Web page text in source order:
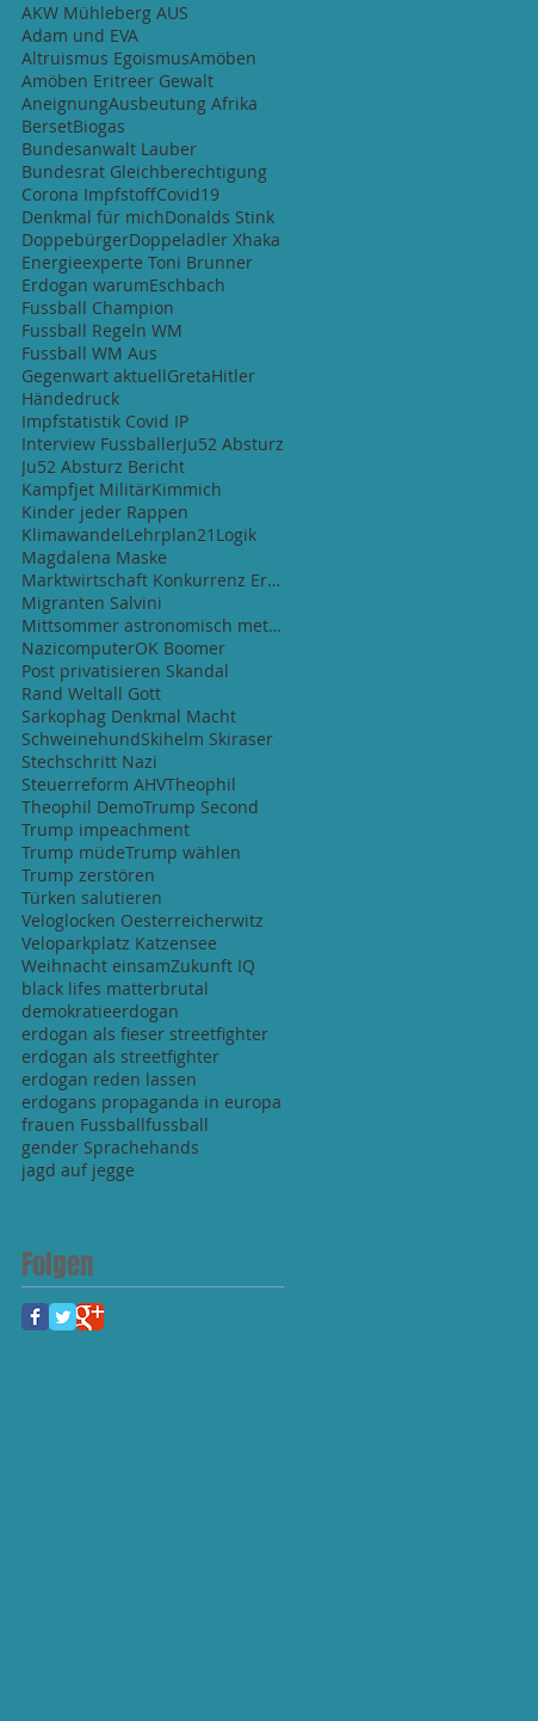
AKW Mühleberg AUS
Adam und EVA
Altruismus EgoismusAmöben
Amöben Eritreer Gewalt
AneignungAusbeutung Afrika
BersetBiogas
Bundesanwalt Lauber
Bundesrat Gleichberechtigung
Corona ImpfstoffCovid19
Denkmal für michDonalds Stink
DoppebürgerDoppeladler Xhaka
Energieexperte Toni Brunner
Erdogan warumEschbach
Fussball Champion
Fussball Regeln WM
Fussball WM Aus
Gegenwart aktuellGretaHitler
Händedruck
Impfstatistik Covid IP
Interview FussballerJu52 Absturz
Ju52 Absturz Bericht
Kampfjet MilitärKimmich
Kinder jeder Rappen
KlimawandelLehrplan21 Logik
Magdalena Maske
Marktwirtschaft Konkurrenz Ertrag
Migranten Salvini
Mittsommer astronomisch meteorologisch
NazicomputerOK Boomer
Post privatisieren Skandal
Rand Weltall Gott
Sarkophag Denkmal Macht
SchweinehundSkihelm Skiraser
Stechschritt Nazi
Steuerreform AHVTheophil
Theophil DemoTrump Second
Trump impeachment
Trump müdeTrump wählen
Trump zerstören
Türken salutieren
Veloglocken Oesterreicherwitz
Veloparkplatz Katzensee
Weihnacht einsamZukunft IQ
black lifes matterbrutal
demokratieerdogan
erdogan als fieser streetfighter
erdogan als streetfighter
erdogan reden lassen
erdogans propaganda in europa
frauen Fussballfussball
gender Sprachehands
jagd auf jegge
Folgen